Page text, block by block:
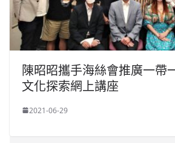
陳昭昭攜手海絲會推廣一帶
文化探索網上講座
2021-06-29